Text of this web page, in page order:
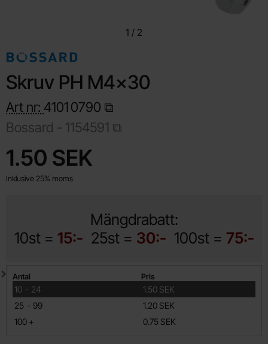
1 / 2
Skruv PH M4x30
Art nr: 41010790
Bossard - 1154591
pris
1.50 SEK
Inklusive 25% moms
Mängdrabatt:
10st = 15:- 25st = 30:- 100st = 75:-
Mängdrabatt
Antal Pris
10 -
till 24
1.50 SEK
25 -
till 99
1.20 SEK
100 +
till 0.75 SEK